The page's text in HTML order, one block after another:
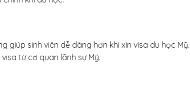
giúp sinh viên dễ dàng hơn khi xin visa du học
từ cơ quan lãnh sự Mỹ.